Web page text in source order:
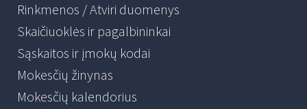
Rinkmenos / Atviri duomenys
Skaičiuoklės ir pagalbininkai
Sąskaitos ir įmokų kodai
Mokesčių žinynas
Mokesčių kalendorius